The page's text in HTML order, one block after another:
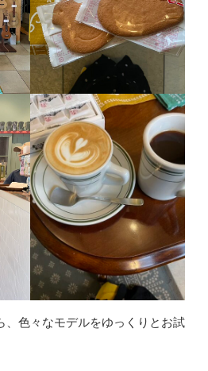
、色々なモデルをゆっくりとお試